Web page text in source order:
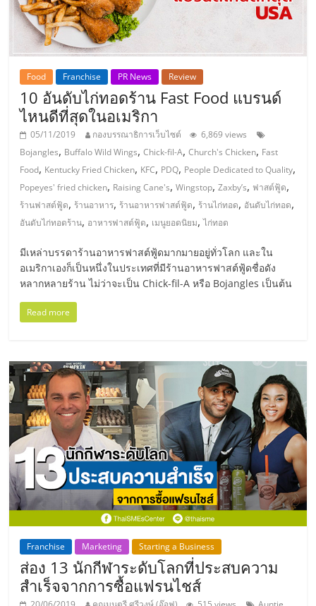
แฟ
รน
ที่
ปรึกษา
แฟ
รน
ไชส์,
รวม
รน
ไชส์
ขาย
แฟ
รน
ไชส์
แฟ
ไชส์
บ้าน
ลงทุน
น้อย
คืน
ทุน
ไว,
ที่
ปรึกษา
การ
ขยาย
สา
ขา
แฟ
Food Franchise PR News Review
10 อันดับไก่ทอดร้าน Fast Food แบรนด์
ไหนดีที่สุดในอเมริกา
05/11/2019 กองบรรณาธิการเว็บไซต์
6,869 views
Bojangles, Buffalo Wild Wings,Chick-fil-A,Church's Chicken, Fast
Food, Kentucky Fried Chicken, KFC, PDQ, People Dedicated to Quality,
Popeyes' fried chicken, Raising Cane's,Wingstop,Zaxby’s, ฟาสต์ฟู้ด,
ร้านฟาสต์ฟู้ด, ร้านอาหาร, ร้านอาหารฟาสต์ฟู้ด, ร้านไก่ทอด, อันดับไก่ทอด,
อันดับไก่ทอดร้าน, อาหารฟาสต์ฟู้ด, เมนูยอดนิยม,ไก่ทอด
มีเหล่าบรรดาร้านอาหารฟาสต์ฟู้ดมากมายอยู่ทั่วโลก และใน
อเมริกาเองก็เป็นหนึ่งในประเทศที่มีร้านอาหารฟาสต์ฟู้ดชื่อดัง
หลากหลายร้าน ไม่ว่าจะเป็น Chick-fil-A หรือ Bojangles เป็นต้น
Read more
Franchise Marketing Starting a Business
ส่อง 13 นักกีฬาระดับโลกที่ประสบความ
สำเร็จจากการซื้อแฟรนไชส์